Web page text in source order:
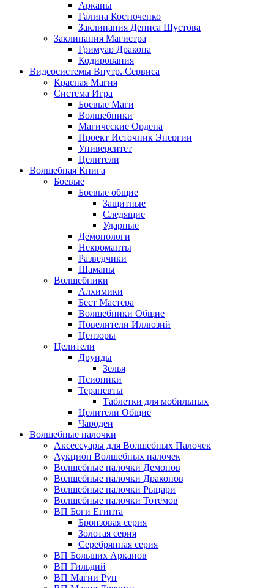
Арканы
Галина Костюченко
Заклинания Дениса Шустова
Заклинания Магистра
Гримуар Дракона
Кодирования
Видеосистемы Внутр. Сервиса
Красная Магия
Система Игра
Боевые Маги
Волшебники
Магические Ордена
Проект Источник Энергии
Университет
Целители
Волшебная Книга
Боевые
Боевые общие
Защитные
Следящие
Ударные
Демонологи
Некроманты
Разведчики
Шаманы
Волшебники
Алхимики
Бест Мастера
Волшебники Общие
Повелители Иллюзий
Цензоры
Целители
Друиды
Зелья
Псионики
Терапевты
Таблетки для мобильных
Целители Общие
Чародеи
Волшебные палочки
Аксессуары для Волшебных Палочек
Аукцион Волшебных палочек
Волшебные палочки Демонов
Волшебные палочки Драконов
Волшебные палочки Рыцари
Волшебные палочки Тотемов
ВП Боги Египта
Бронзовая серия
Золотая серия
Серебрянная серия
ВП Больших Арканов
ВП Гильдий
ВП Магии Рун